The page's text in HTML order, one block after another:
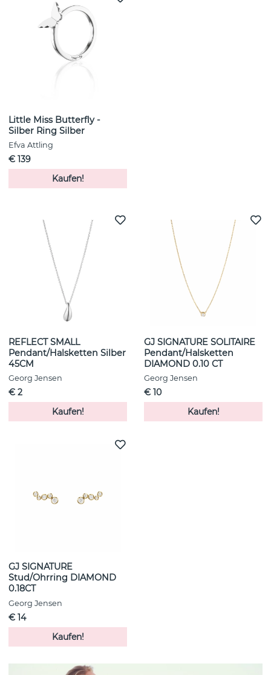
Little Miss Butterfly -
Silber Ring Silber
Efva Attling
€ 139
Kaufen!
REFLECT SMALL
Pendant/Halsketten Silber
45CM
Georg Jensen
€ 2
Kaufen!
GJ SIGNATURE SOLITAIRE
Pendant/Halsketten
DIAMOND 0.10 CT
Georg Jensen
€ 10
Kaufen!
GJ SIGNATURE
Stud/Ohrring DIAMOND
0.18CT
Georg Jensen
€ 14
Kaufen!